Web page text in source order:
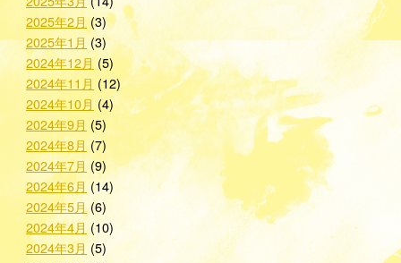
2025年2月(3)
2025年1月(3)
2024年12月(5)
2024年11月 (12)
2024年10月 (4)
2024年9月 (5)
2024年8月(7)
2024年7月(9)
2024年6月(14)
2024年5月(6)
2024年4月(10)
2024年3月 (5)